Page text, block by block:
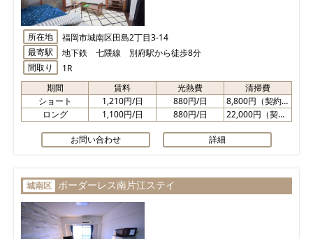
所在地
福岡市城南区田島2丁目3-14
最寄駅
地下鉄 七隈線 別府駅から徒歩8分
間取り
1R
期間
賃料 光熱費
清掃費
ショート
1,210円/日 880円/日
8,800円（契約時）
ロング
1,100円/日 880円/日 22,000円（契約時）
お問い合わせ 詳細
城南区 ボーダーレス南片江ステイ